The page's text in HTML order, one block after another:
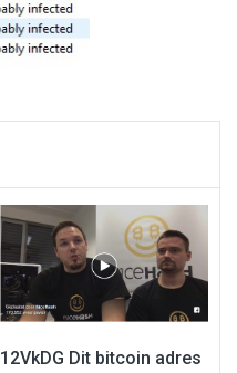
12VkDG Dit bitcoin adres